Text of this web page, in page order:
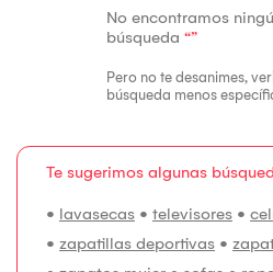
No encontramos
búsqueda “”
Pero no te desanimes,
búsqueda menos
Te sugerimos algunas
• lavasecas • televisores •
• zapatillas deportivas •